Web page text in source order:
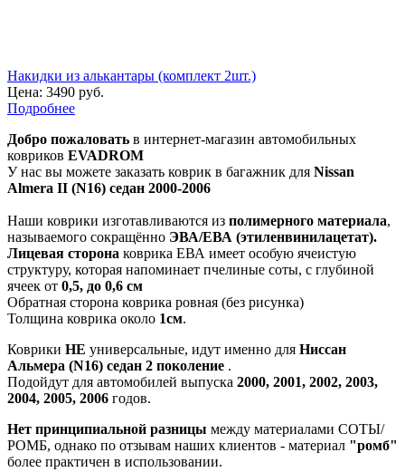
Накидки из алькантары (комплект 2шт.)
Цена: 3490 руб.
Подробнее
Добро пожаловать в интернет-магазин автомобильных
ковриков EVADROM
У нас вы можете заказать коврик в багажник для Nissan
Almera II (N16) седан 2000-2006
Наши коврики изготавливаются из полимерного материала,
называемого сокращённо ЭВА/ЕВА (этиленвинилацетат).
Лицевая сторона коврика ЕВА имеет особую ячеистую
структуру, которая напоминает пчелиные соты, с глубиной
ячеек от 0,5, до 0,6 см
Обратная сторона коврика ровная (без рисунка)
Толщина коврика около 1см.
Коврики НЕ универсальные, идут именно для Ниссан
Альмера (N16) седан 2 поколение .
Подойдут для автомобилей выпуска 2000, 2001, 2002, 2003,
2004, 2005, 2006 годов.
Нет принципиальной разницы между материалами СОТЫ/
РОМБ, однако по отзывам наших клиентов - материал "ромб"
более практичен в использовании.